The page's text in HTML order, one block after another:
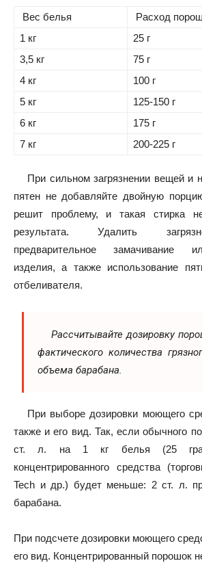
Вес белья
Расход
1 кг
25 г
3,5 кг
75 г
4 кг
100 г
5 кг
125-150 г
6 кг
175 г
7 кг
200-225 г
При сильном загрязнении вещей и
пятен не добавляйте двойную
решит проблему, и такая стирка
результата. Удалить
предварительное замачивание
изделия, а также использование
отбеливателя.
Рассчитывайте дозировку
фактического количества
объема барабана.
При выборе дозировки моющего
также и его вид. Так, если обычного
ст. л. на 1 кг белья (25
концентрированного средства
Tech и др.) будет меньше: 2 ст. л.
барабана.
При подсчете дозировки моющего
его вид. Концентрированный порошок